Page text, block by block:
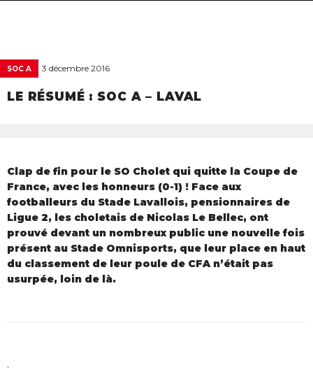
SOC A 3 décembre 2016
LE RÉSUMÉ : SOC A – LAVAL
Clap de fin pour le SO Cholet qui quitte la Coupe de
France, avec les honneurs (0-1) ! Face aux
footballeurs du Stade Lavallois, pensionnaires de
Ligue 2, les choletais de Nicolas Le Bellec, ont
prouvé devant un nombreux public une nouvelle fois
présent au Stade Omnisports, que leur place en haut
du classement de leur poule de CFA n’était pas
usurpée, loin de là.
.